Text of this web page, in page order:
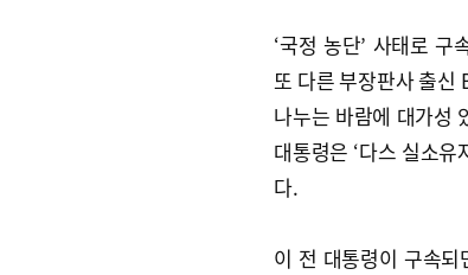
‘국정 농단’ 사태로
또 다른 부장판사 출신
나누는 바람에 대가성
대통령은 ‘다스 실소
다.
이 전 대통령이 구속